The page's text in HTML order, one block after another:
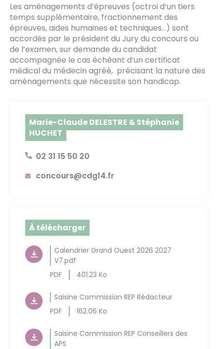
Les aménagements d’épreuves (octroi d’un tiers
temps supplémentaire, fractionnement des
épreuves, aides humaines et techniques…) sont
accordés par le président du Jury du concours ou
de l’examen, sur demande du candidat
accompagnée le cas échéant d’un certificat
médical du médecin agréé, précisant la nature des
aménagements que nécessite son handicap.
Marie-Claude DELESTRE & Stéphanie
HUCHET
02 31 15 50 20
concours@cdg14.fr
À télécharger
Calendrier Grand Ouest 2026 2027
V7.pdf
PDF
401.23 Ko
Saisine Commission REP Rédacteur
PDF
162.06 Ko
Saisine Commission REP Conseillers des
APS